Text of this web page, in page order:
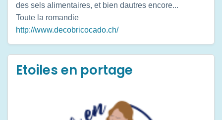
des sels alimentaires, et bien dautres encore...
Toute la romandie
http://www.decobricocado.ch/
Etoiles en portage